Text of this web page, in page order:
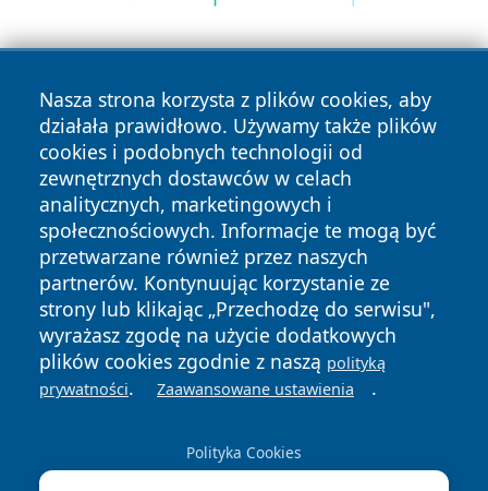
Nasza strona korzysta z plików cookies, aby
działała prawidłowo. Używamy także plików
cookies i podobnych technologii od
zewnętrznych dostawców w celach
analitycznych, marketingowych i
społecznościowych. Informacje te mogą być
przetwarzane również przez naszych
partnerów. Kontynuując korzystanie ze
strony lub klikając „Przechodzę do serwisu",
wyrażasz zgodę na użycie dodatkowych
plików cookies zgodnie z naszą polityką
prywatności. Zaawansowane ustawienia .
Polityka Cookies
Copyright © 2026 wejherowski24.pl Wszystkie prawa
zastrzeżone.
News Autorzy
Polityka
Prywatności
Polityka
Cookies